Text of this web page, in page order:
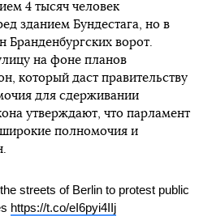
4 тысяч человек
зданием Бундестага, но в
Бранденбургских ворот.
на фоне планов
который даст правительству
для сдерживании
утверждают, что парламент
полномочия и
streets of Berlin to protest public
https://t.co/eI6pyi4IIj